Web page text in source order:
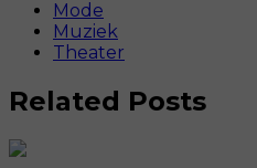
Mode
Muziek
Theater
Related Posts